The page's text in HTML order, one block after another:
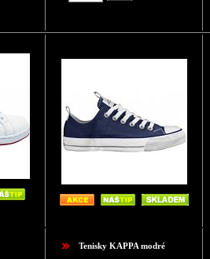
Tenisky KAPPA modré